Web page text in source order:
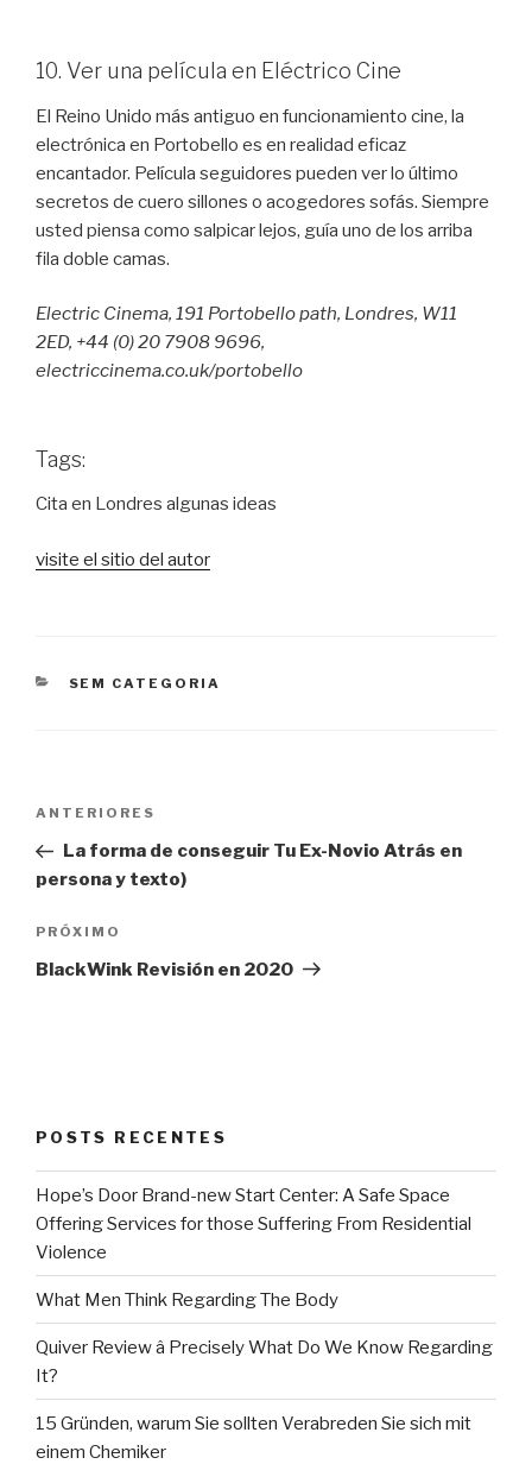
10. Ver una película en Eléctrico Cine
El Reino Unido más antiguo en funcionamiento cine, la
electrónica en Portobello es en realidad eficaz
encantador. Película seguidores pueden ver lo último
secretos de cuero sillones o acogedores sofás. Siempre
usted piensa como salpicar lejos, guía uno de los arriba
fila doble camas.
Electric Cinema, 191 Portobello path, Londres, W11
2ED, +44 (0) 20 7908 9696,
electriccinema.co.uk/portobello
Tags:
Cita en Londres algunas ideas
visite el sitio del autor
CATEGORIAS
SEM CATEGORIA
Post
Post
anterior
ANTERIORES
La forma de conseguir Tu Ex-Novio Atrás en
persona y texto)
Próximo
post
PRÓXIMO
BlackWink Revisión en 2020
POSTS RECENTES
Hope’s Door Brand-new Start Center: A Safe Space
Offering Services for those Suffering From Residential
Violence
What Men Think Regarding The Body
Quiver Review â Precisely What Do We Know Regarding
It?
15 Gründen, warum Sie sollten Verabreden Sie sich mit
einem Chemiker